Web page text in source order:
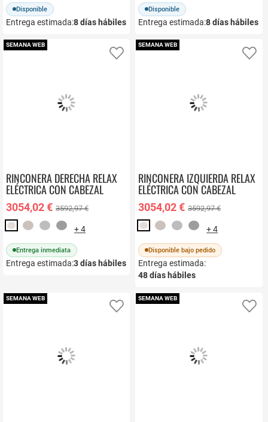
Disponible
Entrega estimada:8días hábiles
Disponible
Entrega estimada:8días hábiles
SEMANA WEB
Añadir a favoritos
RINCONERA DERECHA RELAX
ELÉCTRICA CON CABEZAL
RECLINABLE KYOTO
3054,02 € 3592,97 €
+ 4
Entrega inmediata
Entrega estimada:3días hábiles
SEMANA WEB
RINCONERA IZQUIERDA RELAX
ELÉCTRICA CON CABEZAL
RECLINABLE KYOTO
3054,02 € 3592,97 €
+ 4
Disponible bajo pedido
Entrega estimada:
48días hábiles
SEMANA WEB
Añadir a favoritos
SEMANA WEB